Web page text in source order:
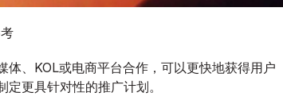
、KOL或电商平台合作，可以更快地获得用户
更具针对性的推广计划。